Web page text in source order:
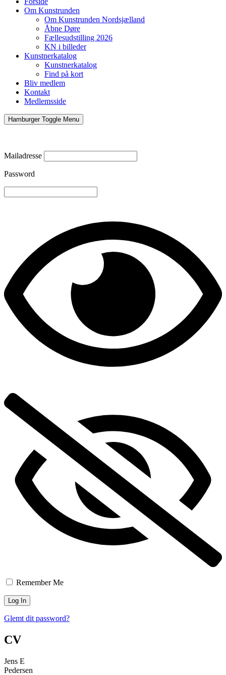
Om Kunstrunden
Om Kunstrunden Nordsjælland
Åbne Døre
Fællesudstilling 2026
KN i billeder
Kunstnerkatalog
Kunstnerkatalog
Find på kort
Bliv medlem
Kontakt
Medlemsside
Hamburger Toggle Menu
Mailadresse
Password
Remember Me
Glemt dit password?
CV
Jens E
Pedersen